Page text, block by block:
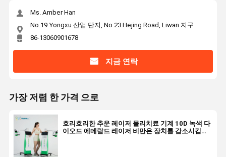
Ms. Amber Han
No.19 Yongxu 산업 단지, No.23 Hejing Road, Liwan 지구
86-13060901678
지금 연락
가장 저렴 한 가격 으로
호리호리한 추운 레이저 물리치료 기계 10D 녹색 다
이오드 에메랄드 레이저 비만은 장치를 감소시킵니